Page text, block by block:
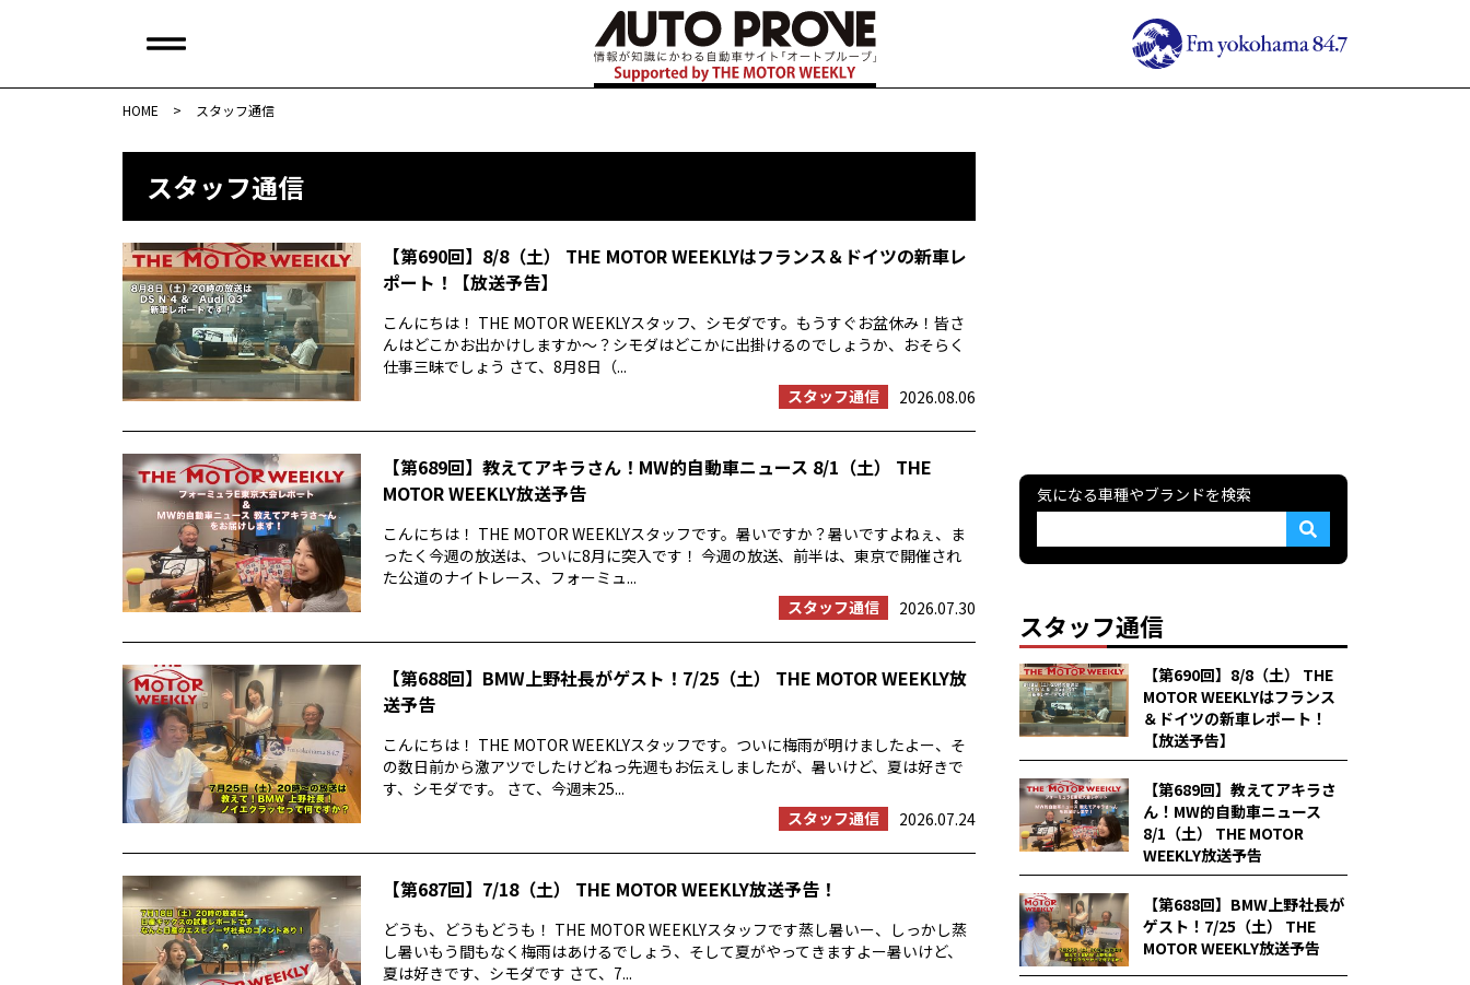
HOME > スタッフ通信
スタッフ通信
【第690回】8/8（土） THE MOTOR WEEKLYはフランス＆ドイツの新車レ
ポート！【放送予告】
こんにちは！ THE MOTOR WEEKLYスタッフ、シモダです。もうすぐお盆休み！皆さ
んはどこかお出かけしますか〜？シモダはどこかに出掛けるのでしょうか、おそらく
仕事三昧でしょう さて、8月8日（...
スタッフ通信
2026.08.06
【第689回】教えてアキラさん！MW的自動車ニュース 8/1（土） THE
MOTOR WEEKLY放送予告
こんにちは！ THE MOTOR WEEKLYスタッフです。暑いですか？暑いですよねぇ、ま
ったく今週の放送は、ついに8月に突入です！ 今週の放送、前半は、東京で開催され
た公道のナイトレース、フォーミュ...
スタッフ通信
2026.07.30
【第688回】BMW上野社長がゲスト！7/25（土） THE MOTOR WEEKLY放
送予告
こんにちは！ THE MOTOR WEEKLYスタッフです。ついに梅雨が明けましたよー、そ
の数日前から激アツでしたけどねっ先週もお伝えしましたが、暑いけど、夏は好きで
す、シモダです。 さて、今週末25...
スタッフ通信
2026.07.24
【第687回】7/18（土） THE MOTOR WEEKLY放送予告！
どうも、どうもどうも！ THE MOTOR WEEKLYスタッフです蒸し暑いー、しっかし蒸
し暑いもう間もなく梅雨はあけるでしょう、そして夏がやってきますよー暑いけど、
夏は好きです、シモダです さて、7...
気になる車種やブランドを検索
スタッフ通信
【第690回】8/8（土） THE
MOTOR WEEKLYはフランス
＆ドイツの新車レポート！
【放送予告】
【第689回】教えてアキラさ
ん！MW的自動車ニュース
8/1（土） THE MOTOR
WEEKLY放送予告
【第688回】BMW上野社長が
ゲスト！7/25（土） THE
MOTOR WEEKLY放送予告